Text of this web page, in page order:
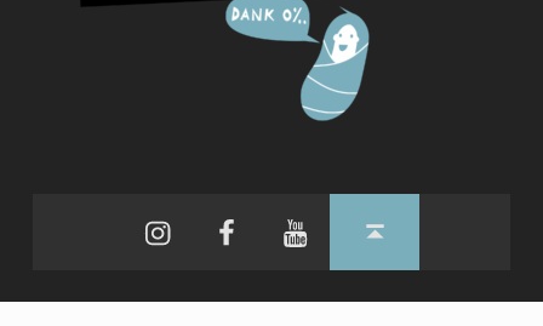
FacebookYouTubeBack to top ↑